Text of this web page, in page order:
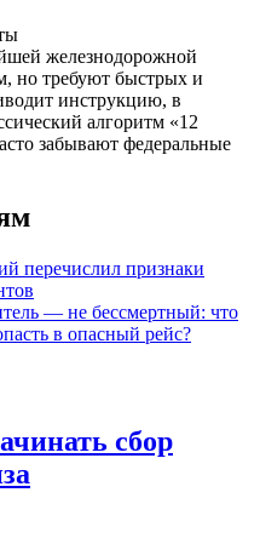
железнодорожной
но требуют быстрых и
инструкцию, в
алгоритм «12
забывают федеральные
перечислил признаки
— не бессмертный: что
в опасный рейс?
сбор